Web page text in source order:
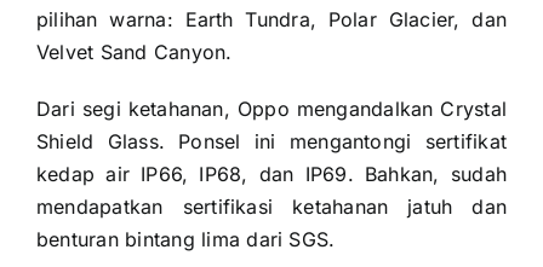
pilihan warna: Earth Tundra, Polar Glacier, dan
Velvet Sand Canyon.
Dari segi ketahanan, Oppo mengandalkan Crystal
Shield Glass. Ponsel ini mengantongi sertifikat
kedap air IP66, IP68, dan IP69. Bahkan, sudah
mendapatkan sertifikasi ketahanan jatuh dan
benturan bintang lima dari SGS.